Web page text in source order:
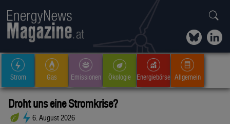
Strom Gas Emissionen Ökologie Energiebörse Allgemein
Droht uns eine Stromkrise?
6. August 2026